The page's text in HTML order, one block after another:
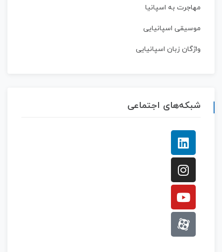
مهاجرت به اسپانیا
موسیقی اسپانیایی
واژگان زبان اسپانیایی
شبکه‌های اجتماعی